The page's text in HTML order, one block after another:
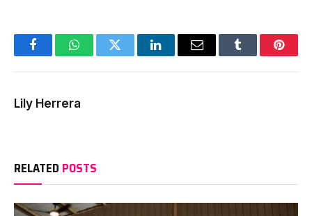
FacebookWhatsAppTwitter LinkedInEmail Tumblr
Lily Herrera
RELATED POSTS